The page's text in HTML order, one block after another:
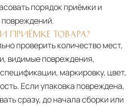
порядок приёмки и
ПРИЁМКЕ ТОВАРА?
проверить количество мест,
видимые повреждения,
маркировку, цвет,
Если упаковка повреждена,
сразу, до начала сборки или